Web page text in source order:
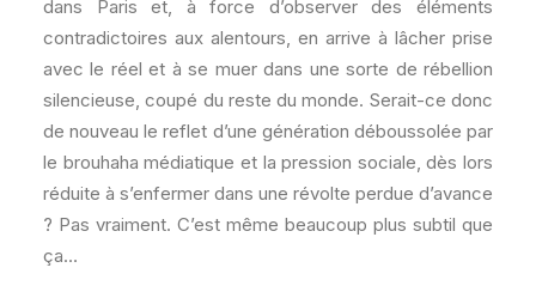
dans Paris et, à force d’observer des éléments
contradictoires aux alentours, en arrive à lâcher prise
avec le réel et à se muer dans une sorte de rébellion
silencieuse, coupé du reste du monde. Serait-ce donc
de nouveau le reflet d’une génération déboussolée par
le brouhaha médiatique et la pression sociale, dès lors
réduite à s’enfermer dans une révolte perdue d’avance
? Pas vraiment. C’est même beaucoup plus subtil que
ça…